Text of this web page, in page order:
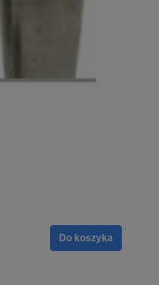
Do koszyka